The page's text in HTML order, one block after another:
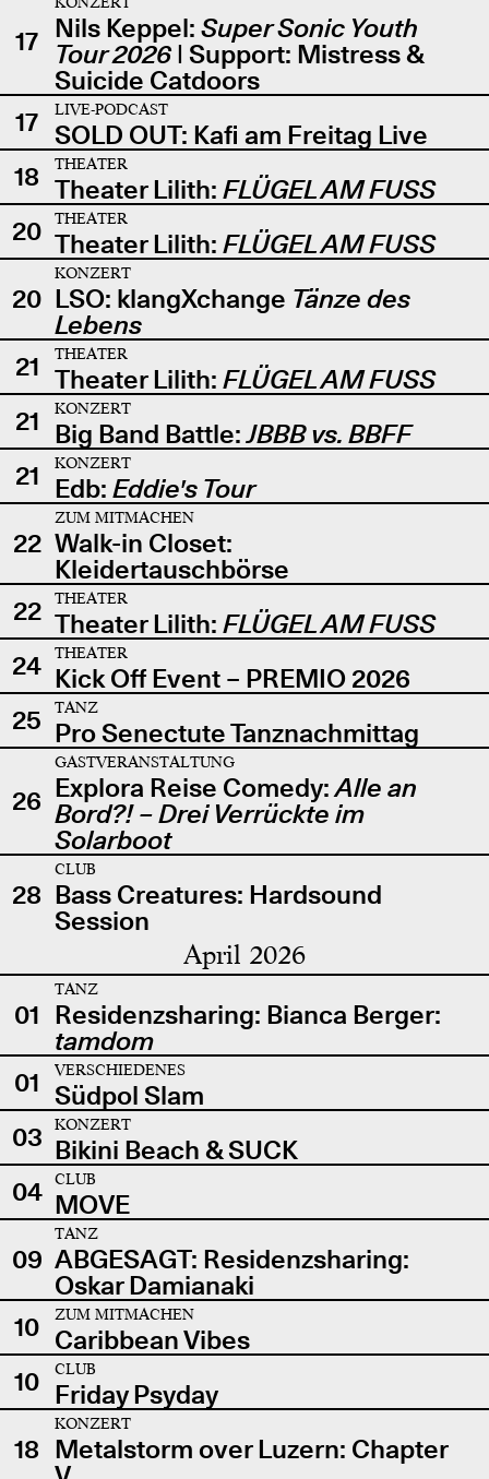
17 Nils Keppel: Super Sonic Youth
Tour 2026| Support: Mistress &
Suicide Catdoors
17
LIVE-PODCAST
SOLD OUT: Kafi am Freitag Live
18
THEATER
Theater Lilith: FLÜGEL AM FUSS
20
THEATER
Theater Lilith: FLÜGEL AM FUSS
20
KONZERT
LSO: klangXchange Tänze des
Lebens
21
THEATER
Theater Lilith: FLÜGEL AM FUSS
21
KONZERT
Big Band Battle:JBBB vs. BBFF
21
KONZERT
Edb: Eddie's Tour
22
ZUM MITMACHEN
Walk-in Closet:
Kleidertauschbörse
22
THEATER
Theater Lilith: FLÜGEL AM FUSS
24
THEATER
Kick Off Event – PREMIO 2026
25
TANZ
Pro Senectute Tanznachmittag
26
GASTVERANSTALTUNG
Explora Reise Comedy:Alle an
Bord?! – Drei Verrückte im
Solarboot
28
CLUB
Bass Creatures: Hardsound
Session
April 2026
01
TANZ
Residenzsharing: Bianca Berger:
tamdom
01
VERSCHIEDENES
Südpol Slam
03
KONZERT
Bikini Beach & SUCK
04
CLUB
MOVE
09
TANZ
ABGESAGT: Residenzsharing:
Oskar Damianaki
10
ZUM MITMACHEN
Caribbean Vibes
10
CLUB
Friday Psyday
18
KONZERT
Metalstorm over Luzern: Chapter